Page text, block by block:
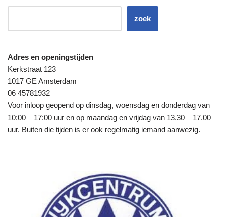
zoek
Adres en openingstijden
Kerkstraat 123
1017 GE Amsterdam
06 45781932
Voor inloop geopend op dinsdag, woensdag en donderdag van
10:00 – 17:00 uur en op maandag en vrijdag van 13.30 – 17.00
uur. Buiten die tijden is er ook regelmatig iemand aanwezig.